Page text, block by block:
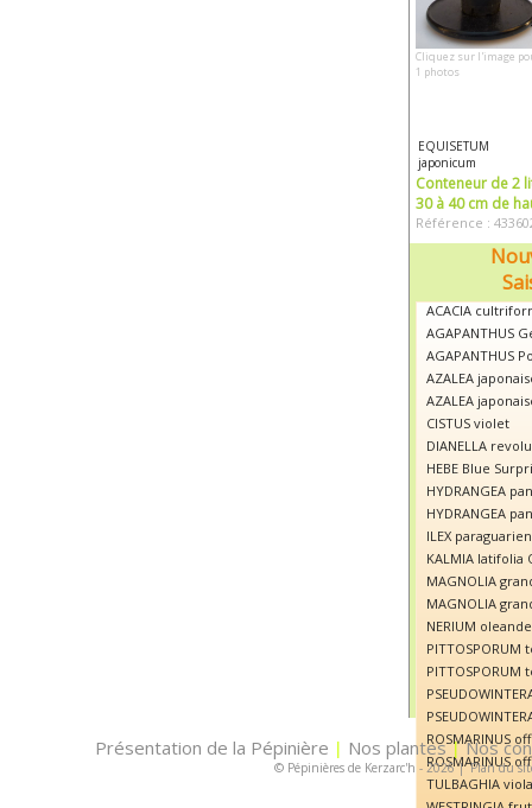
Cliquez sur l'image
1 photos
EQUISETUM
japonicum
Conteneur de 2
30 à 40 cm de
Référence :
ACACIA
AGAPANTHUS
AGAPANTHUS
AZALEA
AZALEA
CISTUS violet
DIANELLA
HEBE Blue
HYDRANGEA
HYDRANGEA
ILEX
KALMIA latifolia
MAGNOLIA
MAGNOLIA
NERIUM
ROSMARINUS
ROSMARINUS
TULBAGHIA
Présentation de la Pépinière | Nos plantes|Nos
© Pépinières de Kerzarc'h - 2026|Plan du